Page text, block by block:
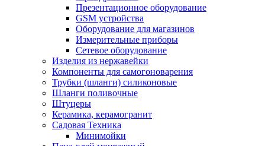
Презентационное оборудование
GSM устройства
Оборудование для магазинов
Измерительные приборы
Сетевое оборудование
Изделия из нержавейки
Компоненты для самогоноварения
Трубки (шланги) силиконовые
Шланги поливочные
Штуцеры
Керамика, керамогранит
Садовая Техника
Минимойки